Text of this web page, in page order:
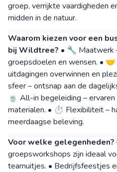
groep, verrijkte vaardigheden
midden in de natuur.
Waarom kiezen voor een
bij Wildtree? • 🔧 Maatwerk
groepsdoelen en wensen. •
uitdagingen overwinnen en
sfeer – ontsnap aan de
🍵 All-in begeleiding –
materialen. • ⏱️ Flexibiliteit –
meerdaagse beleving.
Voor welke gelegenheden?
groepsworkshops zijn ideaal
teamuitjes. • Bedrijfsfeestjes